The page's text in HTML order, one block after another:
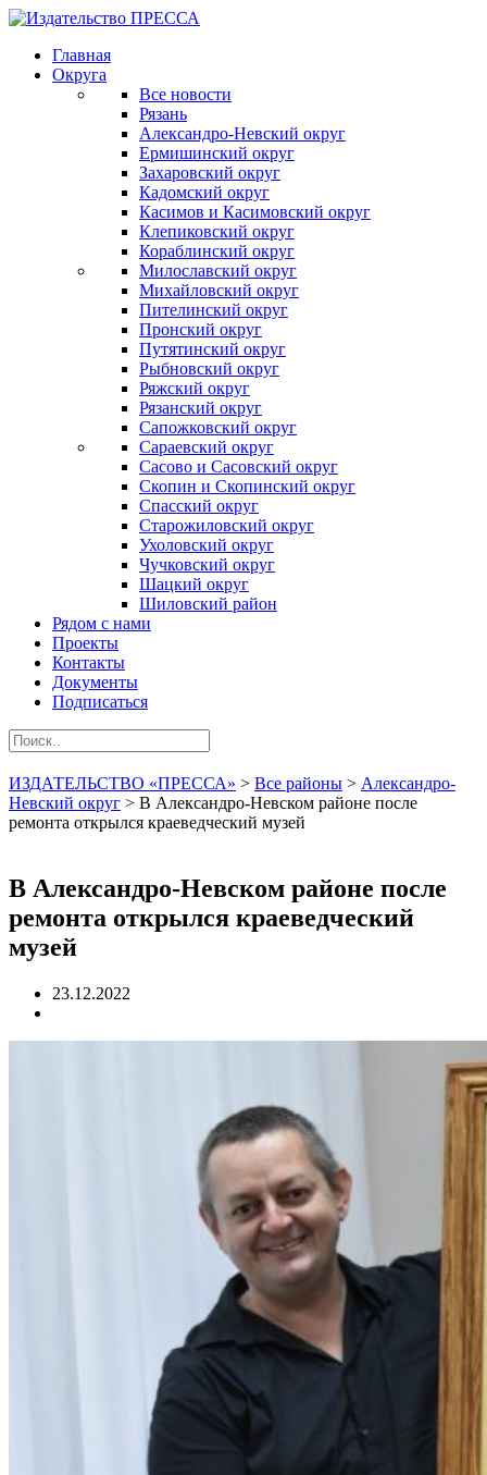
Главная
Округа
Все новости
Рязань
Александро-Невский округ
Ермишинский округ
Захаровский округ
Кадомский округ
Касимов и Касимовский округ
Клепиковский округ
Кораблинский округ
Милославский округ
Михайловский округ
Пителинский округ
Пронский округ
Путятинский округ
Рыбновский округ
Ряжский округ
Рязанский округ
Сапожковский округ
Сараевский округ
Сасово и Сасовский округ
Скопин и Скопинский округ
Спасский округ
Старожиловский округ
Ухоловский округ
Чучковский округ
Шацкий округ
Шиловский район
Рядом с нами
Проекты
Контакты
Документы
Подписаться
ИЗДАТЕЛЬСТВО «ПРЕССА» > Все районы > Александро-
Невский округ > В Александро-Невском районе после
ремонта открылся краеведческий музей
В Александро-Невском районе после
ремонта открылся краеведческий
музей
23.12.2022